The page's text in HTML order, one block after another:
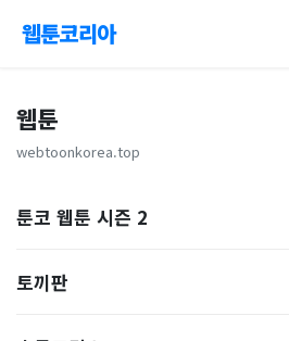
웹툰코리아
웹툰
webtoonkorea.top
툰코 웹툰 시즌 2
토끼판